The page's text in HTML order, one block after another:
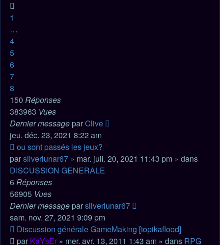
1
…
4
5
6
7
8
150 Réponses
383963 Vues
Dernier message parClive
jeu. déc. 23, 2021 8:22 am
Nouveau
message
ou sont passés les jeux?
parsilverlunar67 » mar. juil. 20, 2021 11:43 pm » dans
DISCUSSION GENERALE
6Réponses
56905 Vues
Dernier message parsilverlunar67
sam. nov. 27, 2021 9:09 pm
Nouveau
message
Discussion générale GameMaking [topikaflood]
par KaYsEr» mer. avr. 13, 2011 1:43 am » dans RPG